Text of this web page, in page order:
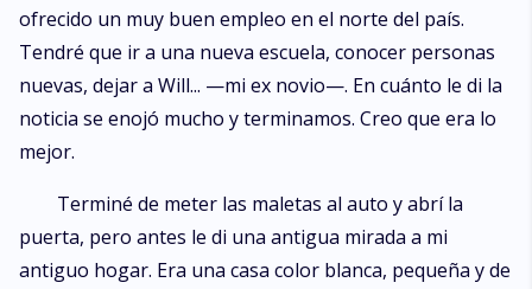
ofrecido un muy buen empleo en el norte del país.
Tendré que ir a una nueva escuela, conocer personas
nuevas, dejar a Will... —mi ex novio—. En cuánto le di la
noticia se enojó mucho y terminamos. Creo que era lo
mejor.
Terminé de meter las maletas al auto y abrí la
puerta, pero antes le di una antigua mirada a mi
antiguo hogar. Era una casa color blanca, pequeña y de